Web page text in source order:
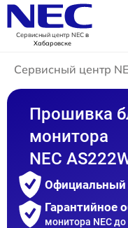
Сервисный центр NECв
Хабаровске
Сервисный центр
Прошивка
монитора
NEC
Официальный
Гарантийное
монитора NEC до